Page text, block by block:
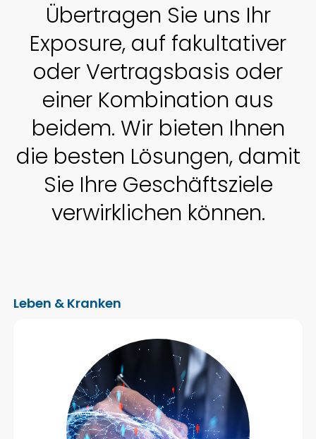
Über­tragen Sie uns Ihr
Exposure, auf fakul­tativer
oder Vertrags­basis oder
einer Kombi­nation aus
beidem. Wir bieten Ihnen
die besten Lösungen, damit
Sie Ihre Geschäfts­ziele
verwirk­lichen können.
Leben & Kranken